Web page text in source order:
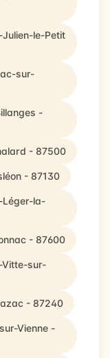
le-Petit
sur-
-
- 87500
- 87130
Léger-la-
- 87600
Vitte-sur-
- 87240
Vienne -